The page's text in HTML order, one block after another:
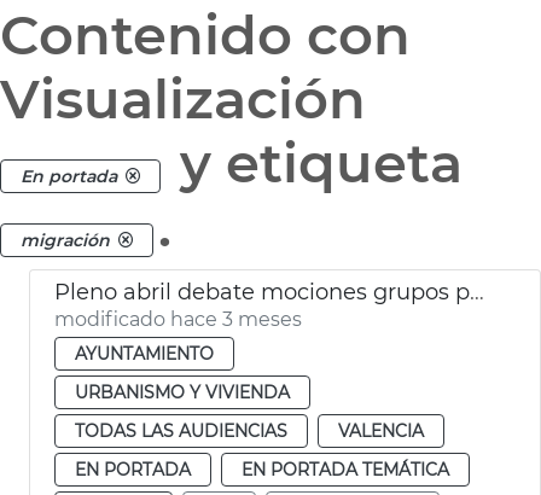
Contenido con
Visualización
En portada y etiqueta
migración .
Pleno abril debate mociones grupos políticos
modificado hace 3 meses
AYUNTAMIENTO
URBANISMO Y VIVIENDA
TODAS LAS AUDIENCIAS
VALENCIA
EN PORTADA
EN PORTADA TEMÁTICA